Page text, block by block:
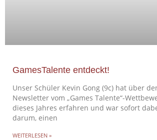
GamesTalente entdeckt!
Unser Schüler Kevin Gong (9c) hat über
Newsletter vom „Games Talente“-
dieses Jahres erfahren und war sofort
darum, einen
WEITERLESEN »